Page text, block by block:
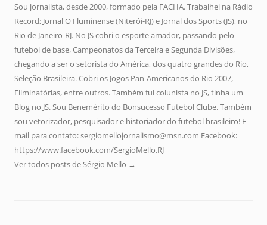
Sou jornalista, desde 2000, formado pela FACHA. Trabalhei na Rádio
Record; Jornal O Fluminense (Niterói-RJ) e Jornal dos Sports (JS), no
Rio de Janeiro-RJ. No JS cobri o esporte amador, passando pelo
futebol de base, Campeonatos da Terceira e Segunda Divisões,
chegando a ser o setorista do América, dos quatro grandes do Rio,
Seleção Brasileira. Cobri os Jogos Pan-Americanos do Rio 2007,
Eliminatórias, entre outros. Também fui colunista no JS, tinha um
Blog no JS. Sou Benemérito do Bonsucesso Futebol Clube. Também
sou vetorizador, pesquisador e historiador do futebol brasileiro! E-
mail para contato: sergiomellojornalismo@msn.com Facebook:
https://www.facebook.com/SergioMello.RJ
Ver todos posts de Sérgio Mello →